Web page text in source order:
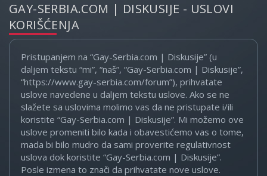
GAY-SERBIA.COM | DISKUSIJE - USLOVI
KORIŠĆENJA
Pristupanjem na “Gay-Serbia.com | Diskusije” (u
daljem tekstu “mi”, “naš”, “Gay-Serbia.com | Diskusije”,
“https://www.gay-serbia.com/forum”), prihvatate
uslove navedene u daljem tekstu uslove. Ako se ne
slažete sa uslovima molimo vas da ne pristupate i/ili
koristite “Gay-Serbia.com | Diskusije”. Mi možemo ove
uslove promeniti bilo kada i obavestićemo vas o tome,
mada bi bilo mudro da sami proverite regulativnost
uslova dok koristite “Gay-Serbia.com | Diskusije”.
Posle izmena to znači da prihvatate nove uslove.